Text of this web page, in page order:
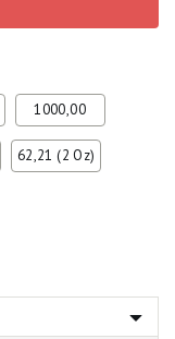
1000,00
62,21 (2 Oz)